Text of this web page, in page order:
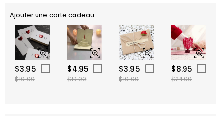
Ajouter une carte cadeau
$3.95
$10.00
$4.95
$10.00
$3.95
$10.00
$8.95
$24.00